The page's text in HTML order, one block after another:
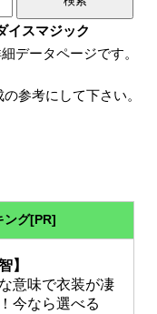
イスマジック
データページです。
参考にして下さい。
ング[PR]
】
意味で衣装が凄
今なら選べる